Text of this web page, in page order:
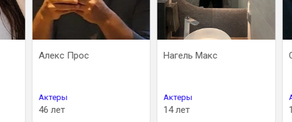
Алекс Прос
Актеры
46 лет
Нагель Макс
Актеры
14 лет